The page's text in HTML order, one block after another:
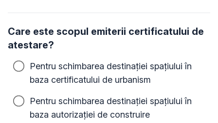
Care este scopul emiterii certificatului de
atestare?
Pentru schimbarea destinației spațiului în
baza certificatului de urbanism
Pentru schimbarea destinației spațiului în
baza autorizației de construire